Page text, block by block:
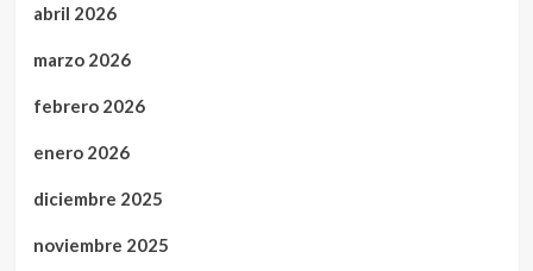
abril 2026
marzo 2026
febrero 2026
enero 2026
diciembre 2025
noviembre 2025